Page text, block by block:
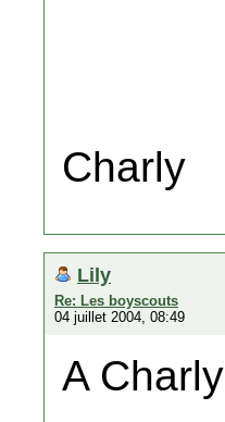
Charly
Lily
Re: Les boyscouts
04 juillet 2004, 08:49
A Charly